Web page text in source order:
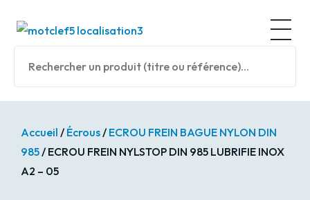
Accueil / Écrous/ ECROU FREIN BAGUE NYLON DIN
985/ ECROU FREIN NYLSTOP DIN 985 LUBRIFIE INOX
A2 – 05